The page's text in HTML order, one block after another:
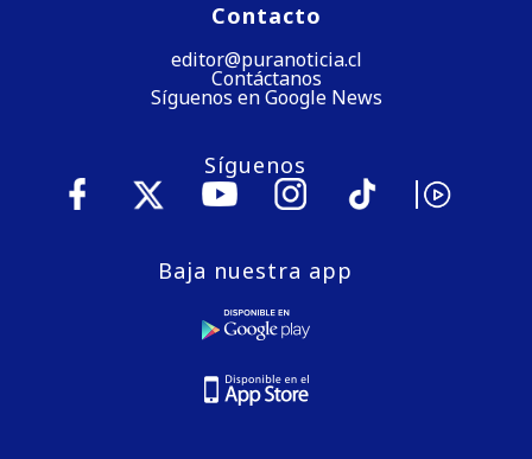
Contacto
editor@puranoticia.cl
Contáctanos
Síguenos en Google News
Síguenos
Baja nuestra app